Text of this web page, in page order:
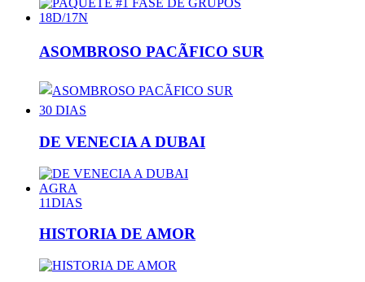
18D/17N
ASOMBROSO PACÃFICO SUR
30 DIAS
DE VENECIA A DUBAI
AGRA
11DIAS
HISTORIA DE AMOR